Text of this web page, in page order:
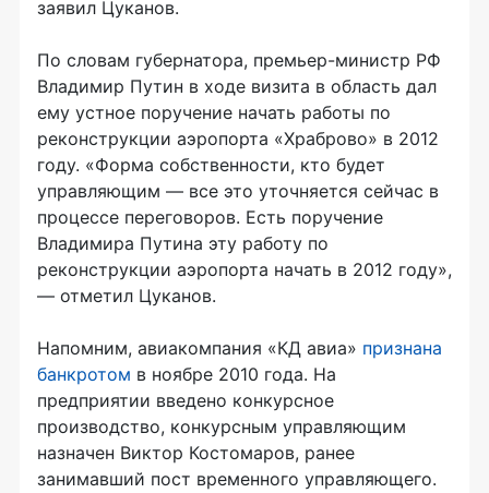
заявил Цуканов.
По словам губернатора, премьер-министр РФ
Владимир Путин в ходе визита в область дал
ему устное поручение начать работы по
реконструкции аэропорта «Храброво» в 2012
году. «Форма собственности, кто будет
управляющим — все это уточняется сейчас в
процессе переговоров. Есть поручение
Владимира Путина эту работу по
реконструкции аэропорта начать в 2012 году»,
— отметил Цуканов.
Напомним, авиакомпания «КД авиа» признана
банкротом в ноябре 2010 года. На
предприятии введено конкурсное
производство, конкурсным управляющим
назначен Виктор Костомаров, ранее
занимавший пост временного управляющего.